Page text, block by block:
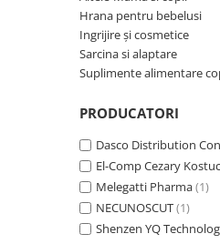
Scutece si servetele
Cosmetice copii
Protectie anti-insecte
Hrana pentru bebelusi
Suplimente alimentare copii
Produse antiparazitare
Sarcina si alaptare
Altele-Mama si copil
Hrana pentru bebelusi
Ingrijire și cosmetice
Sarcina si alaptare
Suplimente alimentare
PRODUCATORI
Dasco Distribution
El-Comp Cezary
Melegatti Pharma(1)
NECUNOSCUT(1)
Shenzen YQ